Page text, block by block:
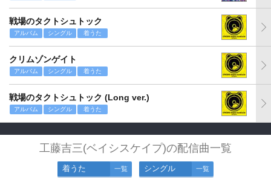
戦場のタクトシュトック
アルバム シングル 着うた
クリムゾンゲイト
アルバム シングル 着うた
戦場のタクトシュトック (Long ver.)
アルバム シングル 着うた
工藤吉三(ベイシスケイプ)の配信曲一覧
着うた 一覧 シングル 一覧